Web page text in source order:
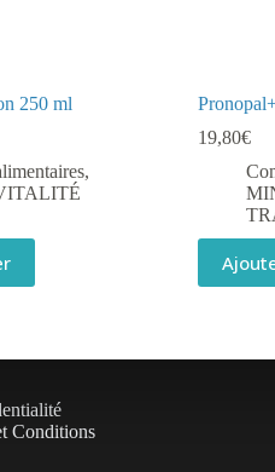
250 ml
,
19,80€
Conditions